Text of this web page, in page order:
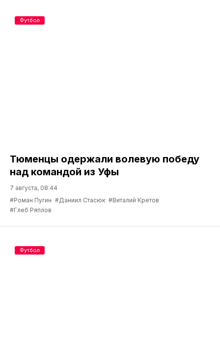
Тюменцы одержали волевую победу
над командой из Уфы
7 августа, 08:44
#Роман Пугин #Даниил Стасюк #Виталий Кретов
#Глеб Ряплов
Футбол
Футбол